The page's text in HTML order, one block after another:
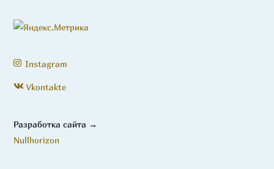
Instagram
Vkontakte
Разработка сайта →
Nullhorizon